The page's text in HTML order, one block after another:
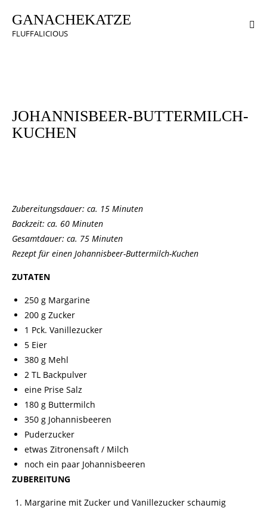
GANACHEKATZE
FLUFFALICIOUS
JOHANNISBEER-BUTTERMILCH-
KUCHEN
Zubereitungsdauer: ca. 15 Minuten
Backzeit: ca. 60 Minuten
Gesamtdauer: ca. 75 Minuten
Rezept für einen Johannisbeer-Buttermilch-Kuchen
ZUTATEN
250 g Margarine
200 g Zucker
1 Pck. Vanillezucker
5 Eier
380 g Mehl
2 TL Backpulver
eine Prise Salz
180 g Buttermilch
350 g Johannisbeeren
Puderzucker
etwas Zitronensaft / Milch
noch ein paar Johannisbeeren
ZUBEREITUNG
Margarine mit Zucker und Vanillezucker schaumig